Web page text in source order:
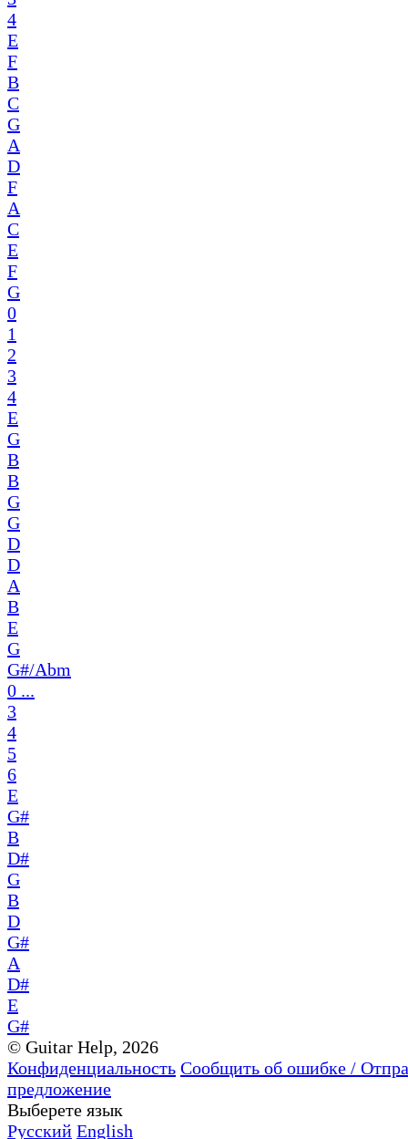
4
E
F
B
C
G
A
D
F
A
C
E
F
G
0
1
2
3
4
E
G
B
B
G
G
D
D
A
B
E
G
G#/Abm
0 ...
3
4
5
6
E
G#
B
D#
G
B
D
G#
A
D#
E
G#
© Guitar Help, 2026
Конфиденциальность Сообщить об ошибке /
предложение
Выберете язык
Русский English